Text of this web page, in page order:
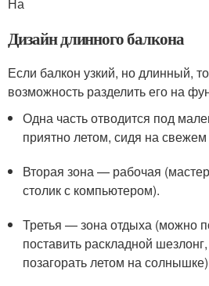
Дизайн длинного балкона
Если балкон узкий, но длинный,
возможность разделить его на
Одна часть отводится под
приятно летом, сидя на свежем
Вторая зона — рабочая
столик с компьютером).
Третья — зона отдыха (можно
поставить раскладной
позагорать летом на